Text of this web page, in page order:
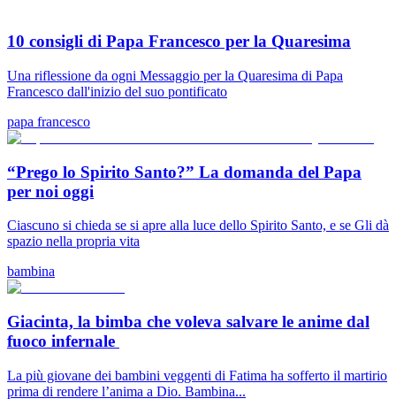
10 consigli di Papa Francesco per la Quaresima
Una riflessione da ogni Messaggio per la Quaresima di Papa
Francesco dall'inizio del suo pontificato
papa francesco
“Prego lo Spirito Santo?” La domanda del Papa
per noi oggi
Ciascuno si chieda se si apre alla luce dello Spirito Santo, e se Gli dà
spazio nella propria vita
bambina
Giacinta, la bimba che voleva salvare le anime dal
fuoco infernale
La più giovane dei bambini veggenti di Fatima ha sofferto il martirio
prima di rendere l’anima a Dio. Bambina...